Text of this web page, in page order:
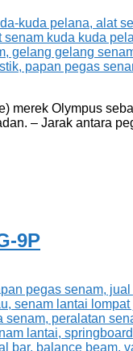
Olympus
– Jarak antara
9P